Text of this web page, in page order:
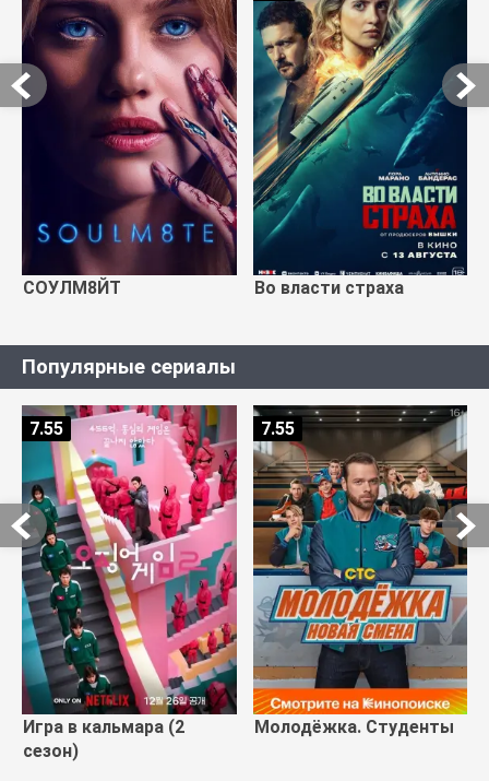
СОУЛМ8ЙТ Во власти страха
Популярные сериалы
Игра в кальмара (2
сезон)
7.55
Молодёжка. Студенты
7.55